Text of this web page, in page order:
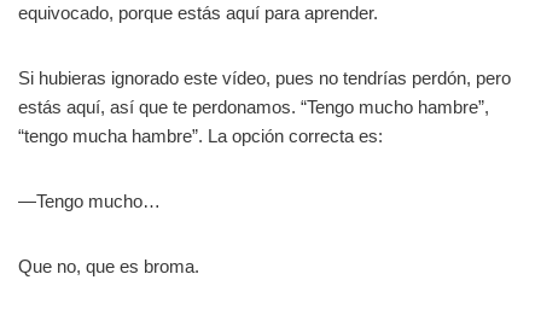
equivocado, porque estás aquí para aprender.
Si hubieras ignorado este vídeo, pues no tendrías perdón, pero
estás aquí, así que te perdonamos. “Tengo mucho hambre”,
“tengo mucha hambre”. La opción correcta es:
—Tengo mucho…
Que no, que es broma.